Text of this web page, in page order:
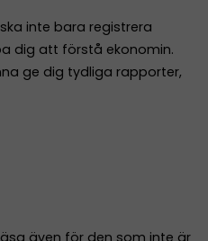
inte bara registrera
dig att förstå ekonomin.
ge dig tydliga rapporter,
även för den som inte är